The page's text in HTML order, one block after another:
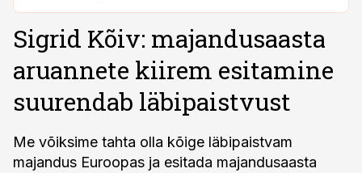
Sigrid Kõiv: majandusaasta
aruannete kiirem esitamine
suurendab läbipaistvust
Me võiksime tahta olla kõige läbipaistvam
majandus Euroopas ja esitada majandusaasta